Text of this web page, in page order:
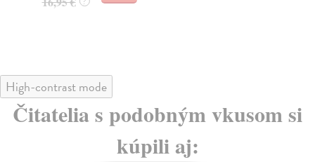
High-contrast mode
Čitatelia s podobným vkusom si
kúpili aj: